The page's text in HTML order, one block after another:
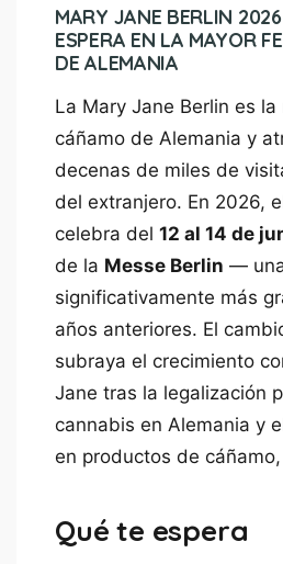
MARY JANE BERLIN
ESPERA EN LA MAYOR
DE ALEMANIA
La Mary Jane Berlin es
cáñamo de Alemania y
decenas de miles de
del extranjero. En 2026,
celebra del 12 al 14 de
de la Messe Berlin —
significativamente más
años anteriores. El
subraya el crecimiento
Jane tras la legalización
cannabis en Alemania y
en productos de
Qué te espera